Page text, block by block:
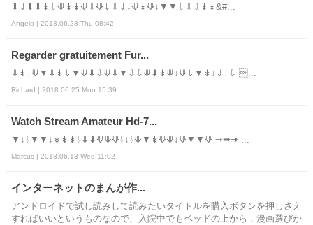
⬇⇓⬇⬇↡⇩⟱↡↡⟱⇩⟱⇓⇩⇓↓⟱↡⟱↓▼▼⇩⇩⇩↡↡&#...
Angelo | 2018.06.28 Thu 08:42
Regarder gratuitement Fur...
⇓↡↓⟱▼⇓↡⇓▼⟱⬇⇩⟱⇓▼⇩⇩⟱⬇↡⟱↓⟱⇓▼↡↓⇓↓⇩ ...
Richard | 2018.06.25 Mon 15:39
Watch Stream Amateur Hd-7...
▼↓⇩▼▼↓↡↡↡⇩⇓⬇⟱⟱⟱⇩↓⇩⟱▼↡⟱⟱↓⟱▼▼⟱ ➞➡➜ ...
Marcus | 2018.06.13 Wed 11:02
インターネットのまんが作...
アンドロイドで試し読みして読みたいタイトルを購入ボタンを押しさえ
すればいいというものなので、入院中でもベッドの上から．漫画選びか